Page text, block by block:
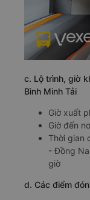
c. Lộ trình, giờ
Bình Minh Tải
Giờ xuất
Giờ đến
Thời gian
- Đồng
giờ
d. Các điểm